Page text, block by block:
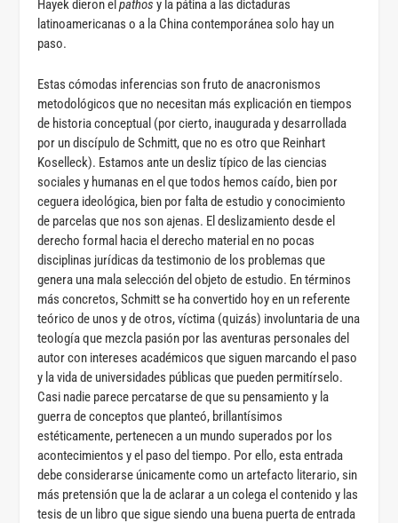
Hayek dieron elpathosy la pátina a las dictaduras
latinoamericanas o a la China contemporánea solo hay un
paso.
Estas cómodas inferencias son fruto de anacronismos
metodológicos que no necesitan más explicación en tiempos
de historia conceptual (por cierto, inaugurada y desarrollada
por un discípulo de Schmitt, que no es otro que Reinhart
Koselleck). Estamos ante un desliz típico de las ciencias
sociales y humanas en el que todos hemos caído, bien por
ceguera ideológica, bien por falta de estudio y conocimiento
de parcelas que nos son ajenas. El deslizamiento desde el
derecho formal hacia el derecho material en no pocas
disciplinas jurídicas da testimonio de los problemas que
genera una mala selección del objeto de estudio. En términos
más concretos, Schmitt se ha convertido hoy en un referente
teórico de unos y de otros, víctima (quizás) involuntaria de una
teología que mezcla pasión por las aventuras personales del
autor con intereses académicos que siguen marcando el paso
y la vida de universidades públicas que pueden permitírselo.
Casi nadie parece percatarse de que su pensamiento y la
guerra de conceptos que planteó, brillantísimos
estéticamente, pertenecen a un mundo superados por los
acontecimientos y el paso del tiempo. Por ello, esta entrada
debe considerarse únicamente como un artefacto literario, sin
más pretensión que la de aclarar a un colega el contenido y las
tesis de un libro que sigue siendo una buena puerta de entrada